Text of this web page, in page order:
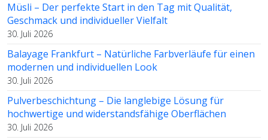
Müsli – Der perfekte Start in den Tag mit Qualität,
Geschmack und individueller Vielfalt
30. Juli 2026
Balayage Frankfurt – Natürliche Farbverläufe für einen
modernen und individuellen Look
30. Juli 2026
Pulverbeschichtung – Die langlebige Lösung für
hochwertige und widerstandsfähige Oberflächen
30. Juli 2026